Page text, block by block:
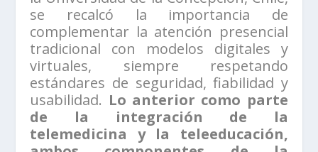
se recalcó la importancia de
complementar la atención presencial
tradicional con modelos digitales y
virtuales, siempre respetando
estándares de seguridad, fiabilidad y
usabilidad. Lo anterior como parte
de la integración de la
telemedicina y la teleeducación,